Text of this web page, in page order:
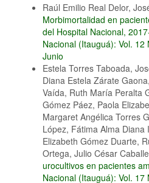
Raúl Emilio Real Delor,
Morbimortalidad en
del Hospital Nacional,
Nacional (Itauguá): Vol.
Junio
Estela Torres Taboada,
Diana Estela Zárate
Vaída, Ruth María Peralta
Gómez Páez, Paola
Margaret Angélica Torres
López, Fátima Alma
Elizabeth Gómez Duarte,
Ortega, Julio César
urocultivos en pacientes
Nacional (Itauguá): Vol.